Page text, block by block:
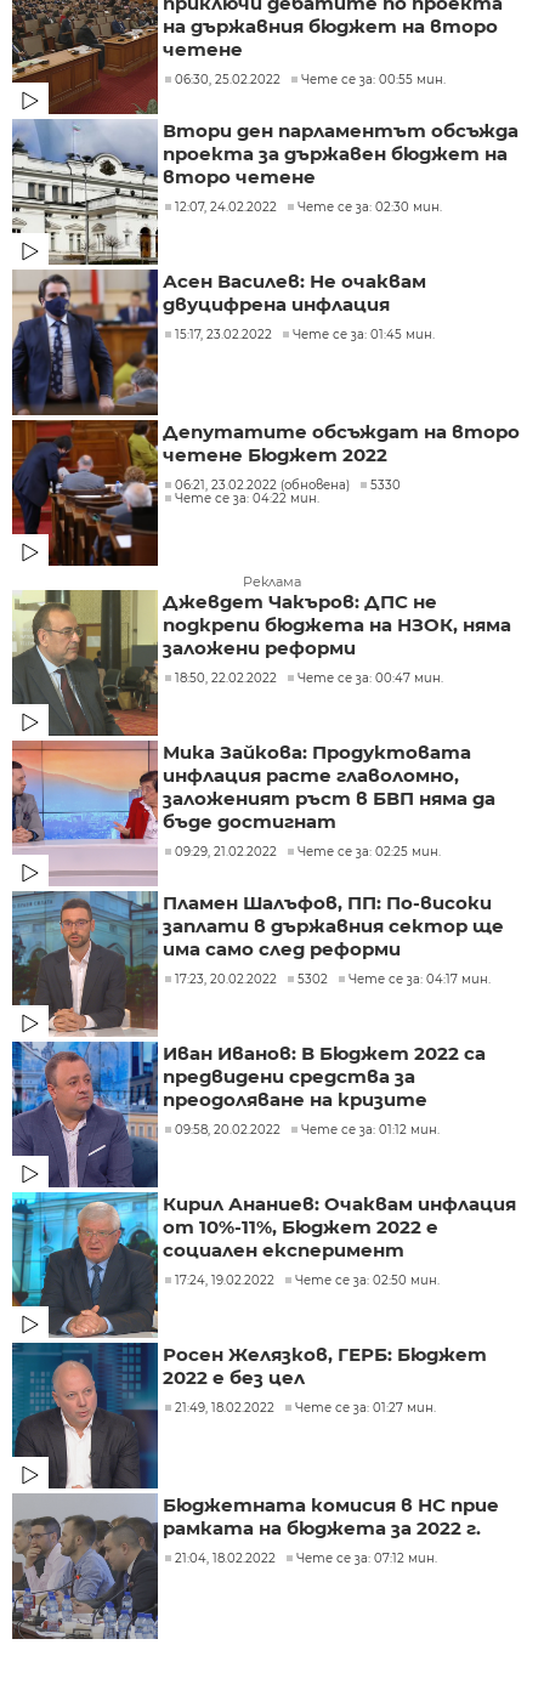
на държавния бюджет на второ
четене
06:30, 25.02.2022 Чете се за: 00:55 мин.
Втори ден парламентът обсъжда
проекта за държавен бюджет на
второ четене
12:07, 24.02.2022 Чете се за: 02:30 мин.
Асен Василев: Не очаквам
двуцифрена инфлация
15:17, 23.02.2022 Чете се за: 01:45 мин.
Депутатите обсъждат на второ
четене Бюджет 2022
06:21, 23.02.2022 (обновена)
5330
Чете се за: 04:22 мин.
Реклама
Джевдет Чакъров: ДПС не
подкрепи бюджета на НЗОК, няма
заложени реформи
18:50, 22.02.2022 Чете се за: 00:47 мин.
Мика Зайкова: Продуктовата
инфлация расте главоломно,
заложеният ръст в БВП няма да
бъде достигнат
09:29, 21.02.2022 Чете се за: 02:25 мин.
Пламен Шалъфов, ПП: По-високи
заплати в държавния сектор ще
има само след реформи
17:23, 20.02.2022 5302 Чете се за: 04:17 мин.
Иван Иванов: В Бюджет 2022 са
предвидени средства за
преодоляване на кризите
09:58, 20.02.2022 Чете се за: 01:12 мин.
Кирил Ананиев: Очаквам инфлация
от 10%-11%, Бюджет 2022 е
социален експеримент
17:24, 19.02.2022 Чете се за: 02:50 мин.
Росен Желязков, ГЕРБ: Бюджет
2022 е без цел
21:49, 18.02.2022 Чете се за: 01:27 мин.
Бюджетната комисия в НС прие
рамката на бюджета за 2022 г.
21:04, 18.02.2022 Чете се за: 07:12 мин.